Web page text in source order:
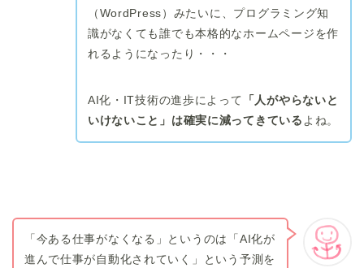
（WordPress）みたいに、プログラミング知
識がなくても誰でも本格的なホームページを作
れるようになったり・・・
AI化・IT技術の進歩によって
「人がやらないと
いけないこと」は確実に減ってきている よね。
「今ある仕事がなくなる」というのは「AI化が
進んで仕事が自動化されていく」という予測を